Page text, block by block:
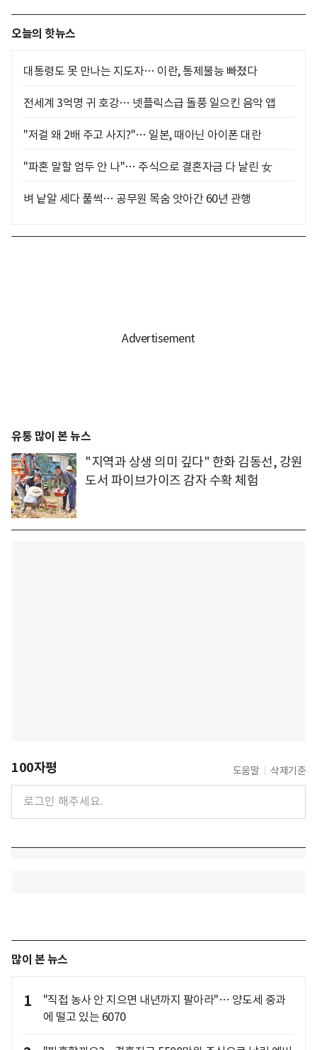
오늘의 핫뉴스
대통령도 못 만나는 지도자… 이란, 통제불능 빠졌다
전세계 3억명 귀 호강… 넷플릭스급 돌풍 일으킨 음악 앱
"저걸 왜 2배 주고 사지?"… 일본, 때아닌 아이폰 대란
"파혼 말할 엄두 안 나"… 주식으로 결혼자금 다 날린 女
벼 낱알 세다 풀썩… 공무원 목숨 앗아간 60년 관행
유통 많이 본 뉴스
"지역과 상생 의미 깊다" 한화 김동선, 강원
도서 파이브가이즈 감자 수확 체험
100자평 도움말 삭제기준
많이 본 뉴스
1
"직접 농사 안 지으면 내년까지 팔아라"… 양도세 중과
에 떨고 있는 6070